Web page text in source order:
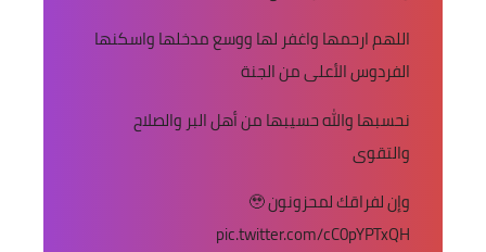
اللهم ارحمها واغفر لها ووسع مدخلها واسكنها
الفردوس الأعلى من الجنة
نحسبها والله حسيبها من أهل البر والصلاح
والتقوى
وإن لفراقك لمحزونون 🥹
pic.twitter.com/cC0pYPTxQH